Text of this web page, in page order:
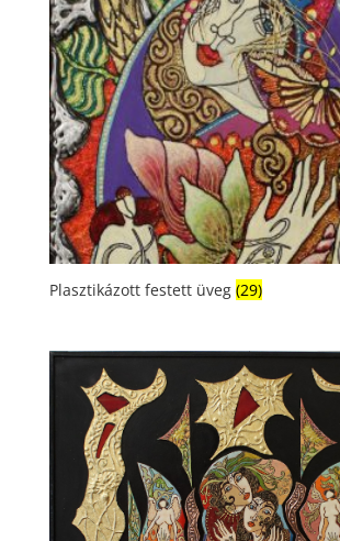
Plasztikázott festett üveg (29)